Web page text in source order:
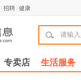
招聘 健康
专卖店 生活服务